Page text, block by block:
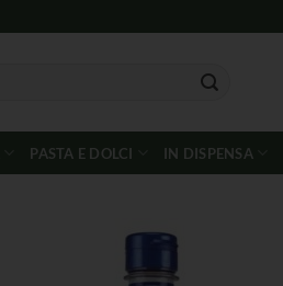
PASTA E DOLCI IN DISPENSA